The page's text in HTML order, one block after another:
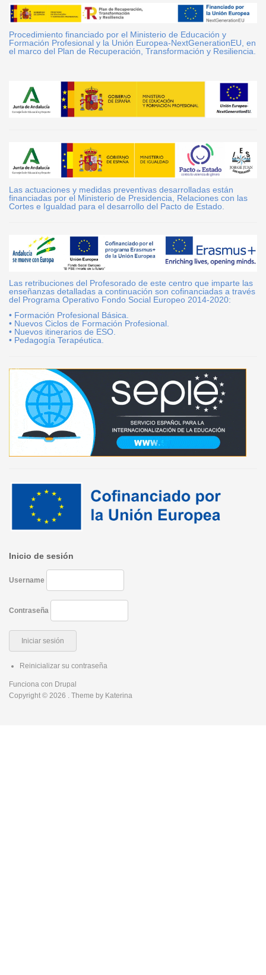
Procedimiento financiado por el Ministerio de Educación y
Formación Profesional y la Unión Europea-NextGenerationEU, en
el marco del Plan de Recuperación, Transformación y Resiliencia.
Las actuaciones y medidas preventivas desarrolladas están
financiadas por el Ministerio de Presidencia, Relaciones con las
Cortes e Igualdad para el desarrollo del Pacto de Estado.
Las retribuciones del Profesorado de este centro que imparte las
enseñanzas detalladas a continuación son cofinanciadas a través
del Programa Operativo Fondo Social Europeo 2014-2020:
• Formación Profesional Básica.
• Nuevos Ciclos de Formación Profesional.
• Nuevos itinerarios de ESO.
• Pedagogía Terapéutica.
Inicio de sesión
Username
Contraseña
Reinicializar su contraseña
Funciona con Drupal
Copyright © 2026 . Theme by Katerina